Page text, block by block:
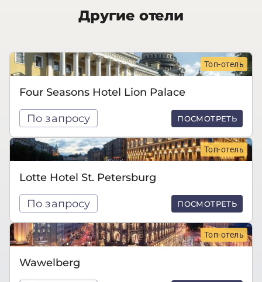
Другие отели
Топ-отель
Four Seasons Hotel Lion Palace
По запросу ПОСМОТРЕТЬ
Топ-отель
Lotte Hotel St. Petersburg
По запросу ПОСМОТРЕТЬ
Топ-отель
Wawelberg